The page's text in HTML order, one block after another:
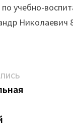
учебно-
Николаевич
запись: